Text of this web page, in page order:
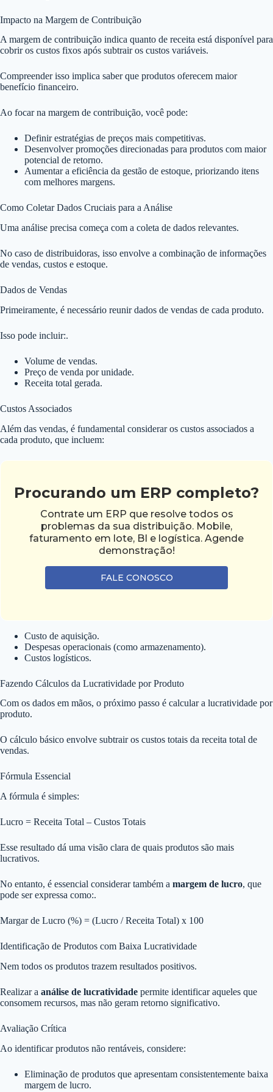
Impacto na Margem de Contribuição
A margem de contribuição indica quanto de receita está disponível para
cobrir os custos fixos após subtrair os custos variáveis.
Compreender isso implica saber que produtos oferecem maior
benefício financeiro.
Ao focar na margem de contribuição, você pode:
Definir estratégias de preços mais competitivas.
Desenvolver promoções direcionadas para produtos com maior
potencial de retorno.
Aumentar a eficiência da gestão de estoque, priorizando itens
com melhores margens.
Como Coletar Dados Cruciais para a Análise
Uma análise precisa começa com a coleta de dados relevantes.
No caso de distribuidoras, isso envolve a combinação de informações
de vendas, custos e estoque.
Dados de Vendas
Primeiramente, é necessário reunir dados de vendas de cada produto.
Isso pode incluir:.
Volume de vendas.
Preço de venda por unidade.
Receita total gerada.
Custos Associados
Além das vendas, é fundamental considerar os custos associados a
cada produto, que incluem:
Procurando um ERP completo?
Contrate um ERP que resolve todos os
problemas da sua distribuição. Mobile,
faturamento em lote, BI e logística. Agende
demonstração!
FALE CONOSCO
Custo de aquisição.
Despesas operacionais (como armazenamento).
Custos logísticos.
Fazendo Cálculos da Lucratividade por Produto
Com os dados em mãos, o próximo passo é calcular a lucratividade por
produto.
O cálculo básico envolve subtrair os custos totais da receita total de
vendas.
Fórmula Essencial
A fórmula é simples:
Lucro = Receita Total – Custos Totais
Esse resultado dá uma visão clara de quais produtos são mais
lucrativos.
No entanto, é essencial considerar também a margem de lucro, que
pode ser expressa como:.
Margar de Lucro (%) = (Lucro / Receita Total) x 100
Identificação de Produtos com Baixa Lucratividade
Nem todos os produtos trazem resultados positivos.
Realizar a análise de lucratividade permite identificar aqueles que
consomem recursos, mas não geram retorno significativo.
Avaliação Crítica
Ao identificar produtos não rentáveis, considere:
Eliminação de produtos que apresentam consistentemente baixa
margem de lucro.